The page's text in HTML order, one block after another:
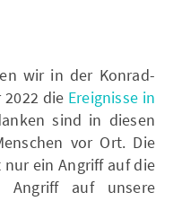
wir in der Konrad-
die Ereignisse in
sind in diesen
vor Ort. Die
ein Angriff auf die
Angriff auf unsere